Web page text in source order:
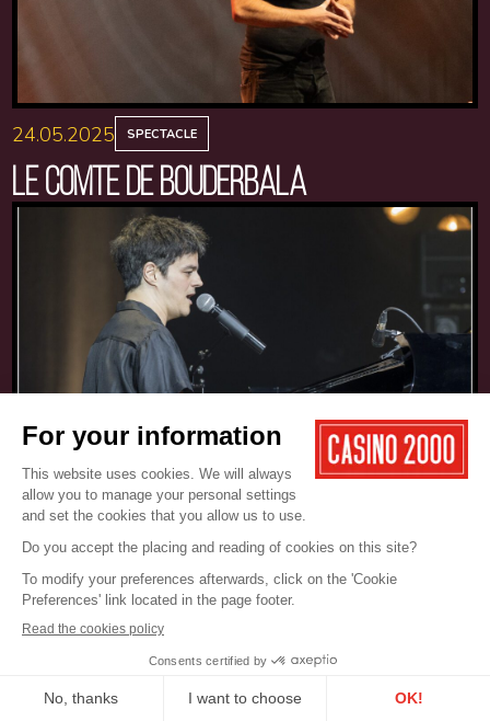
24.05.2025 SPECTACLE
LE COMTE DE BOUDERBALA
JAMIE CULLUM